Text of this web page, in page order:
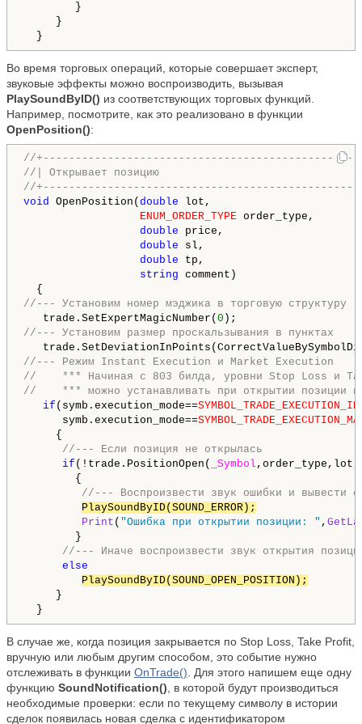
}
}
}
Во время торговых операций, которые совершает эксперт,
звуковые эффекты можно воспроизводить, вызывая
PlaySoundByID() из соответствующих торговых функций.
Например, посмотрите, как это реализовано в функции
OpenPosition():
//
//| Открывает позицию
//
void OpenPosition( double lot,
ENUM_ORDER_TYPE order_type,
double price,
double sl,
double tp,
string comment)
//--- Установим номер мэджика в торговую структуру
trade.SetExpertMagicNumber( 0
//--- Установим размер проскальзывания в пунктах
//--- Режим Instant Execution и Market Execution
//    *** Начиная с 803 билда, уровни Stop Loss и
//    *** можно устанавливать при открытии позиции в
if (symb.execution_mode==
symb.execution_mode==
{
//--- Если позиция не открылась
if (!trade.PositionOpen( _Symbol
{
//--- Воспроизвести звук ошибки и вывести
PlaySoundByID(SOUND_ERROR);
Print ( "Ошибка при открытии позиции: " ,
}
//--- Иначе воспроизвести звук открытия
else
PlaySoundByID(SOUND_OPEN_POSITION);
}
}
В случае же, когда позиция закрывается по Stop Loss, Take Profit,
вручную или любым другим способом, это событие нужно
отслеживать в функции OnTrade(). Для этого напишем еще одну
функцию SoundNotification(), в которой будут производиться
необходимые проверки: если по текущему символу в истории
сделок появилась новая сделка с идентификатором